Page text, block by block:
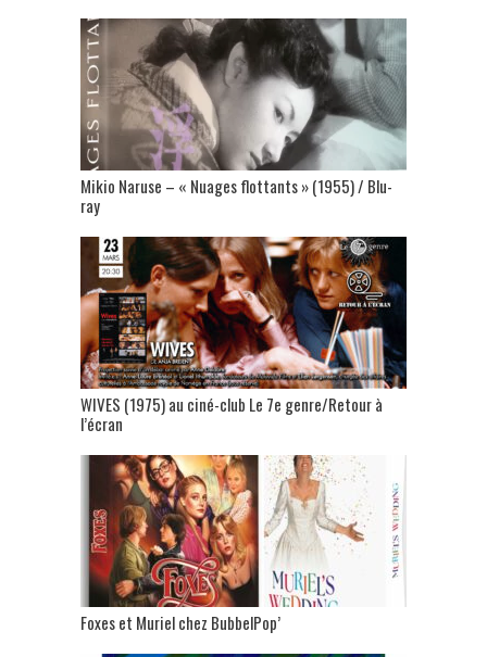
Mikio Naruse – « Nuages flottants » (1955) / Blu-
ray
WIVES (1975) au ciné-club Le 7e genre/Retour à
l’écran
Foxes et Muriel chez BubbelPop’